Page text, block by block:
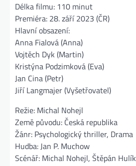
Délka filmu: 110 minut
Premiéra: 28. září 2023 (ČR)
Hlavní obsazení:
Anna Fialová (Anna)
Vojtěch Dyk (Martin)
Kristýna Podzimková (Eva)
Jan Cina (Petr)
Jiří Langmajer (Vyšetřovatel)
Režie: Michal Nohejl
Země původu: Česká republika
Žánr: Psychologický thriller, Drama
Hudba: Jan P. Muchow
Scénář: Michal Nohejl, Štěpán Hulík